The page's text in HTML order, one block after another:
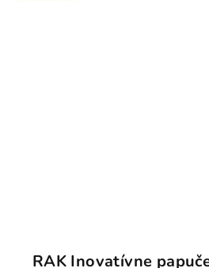
RAK Inovatívne